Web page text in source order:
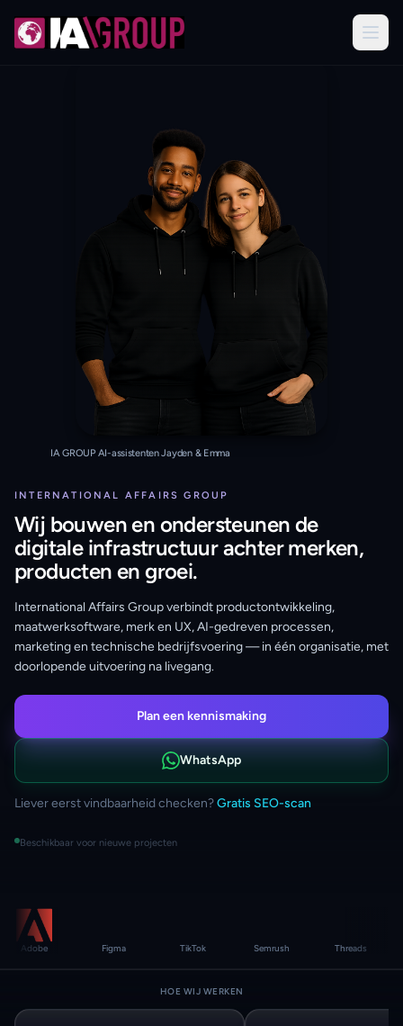
International Affairs Group
INTERNATIONAL AFFAIRS GROUP
Wij bouwen en ondersteunen de
digitale infrastructuur achter merken,
producten en groei.
International Affairs Group verbindt productontwikkeling,
maatwerksoftware, merk en UX, AI-gedreven processen,
marketing en technische bedrijfsvoering — in één organisatie, met
doorlopende uitvoering na livegang.
Plan een kennismaking
WhatsApp
Liever eerst vindbaarheid checken?Gratis SEO-scan
Beschikbaar voor nieuwe projecten
IA GROUP AI-assistenten Jayden & Emma
Adobe Figma TikTok Semrush Threads
HOE WIJ WERKEN